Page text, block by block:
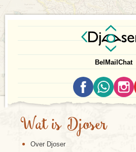
Bel Mail Chat
Wat is Djoser
Over Djoser